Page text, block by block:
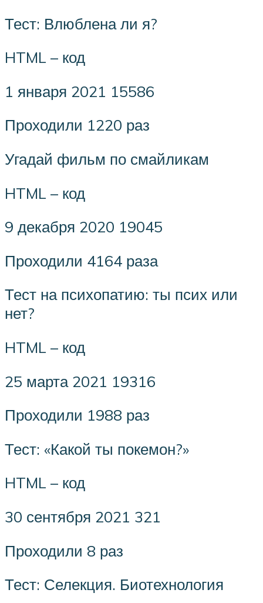
Тест: Влюблена ли я?
HTML – код
1 января 2021 15586
Проходили 1220 раз
Угадай фильм по смайликам
HTML – код
9 декабря 2020 19045
Проходили 4164 раза
Тест на психопатию: ты псих или
нет?
HTML – код
25 марта 2021 19316
Проходили 1988 раз
Тест: «Какой ты покемон?»
HTML – код
30 сентября 2021 321
Проходили 8 раз
Тест: Селекция. Биотехнология